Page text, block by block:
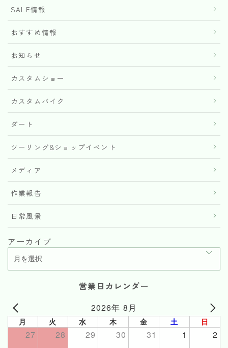
SALE情報
おすすめ情報
お知らせ
カスタムショー
カスタムバイク
ダート
ツーリング&ショップイベント
メディア
作業報告
日常風景
アーカイブ
営業日カレンダー
2026年 8月
月 火 水 木 金 土 日
27 28 29 30 31 1 2